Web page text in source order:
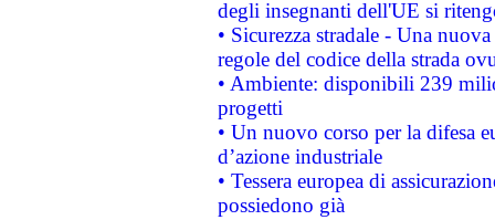
degli insegnanti dell'UE si
• Sicurezza stradale - Una
regole del codice della strada
• Ambiente: disponibili 239
progetti
• Un nuovo corso per la difesa
d’azione industriale
• Tessera europea di
possiedono già